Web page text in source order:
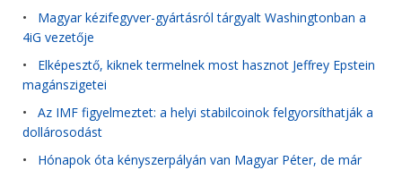
• Magyar kézifegyver-gyártásról tárgyalt Washingtonban a
4iG vezetője
• Elképesztő, kiknek termelnek most hasznot Jeffrey Epstein
magánszigetei
• Az IMF figyelmeztet: a helyi stabilcoinok felgyorsíthatják a
dollárosodást
• Hónapok óta kényszerpályán van Magyar Péter, de már